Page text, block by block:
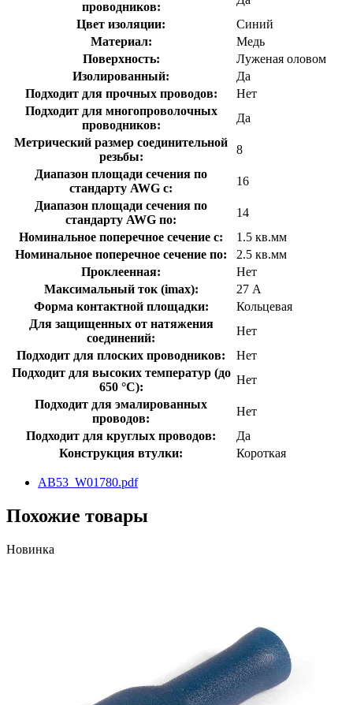
проводников:
Цвет изоляции:
Синий
Материал:
Медь
Поверхность:
Луженая оловом
Изолированный:
Да
Подходит для прочных проводов:
Нет
Подходит для многопроволочных
проводников:
Да
Метрический размер соединительной
резьбы:
8
Диапазон площади сечения по
стандарту AWG с:
16
Диапазон площади сечения по
стандарту AWG по:
14
Номинальное поперечное сечение с:
1.5 кв.мм
Номинальное поперечное сечение по:
2.5 кв.мм
Проклеенная:
Нет
Максимальный ток (imax):
27 А
Форма контактной площадки:
Кольцевая
Для защищенных от натяжения
соединений:
Нет
Подходит для плоских проводников:
Нет
Подходит для высоких температур (до
650 °C):
Нет
Подходит для эмалированных
проводов:
Нет
Подходит для круглых проводов:
Да
Конструкция втулки:
Короткая
AB53_W01780.pdf
Похожие товары
Новинка